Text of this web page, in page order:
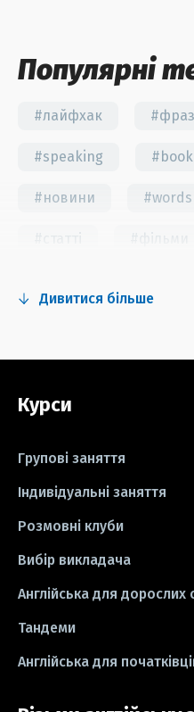
Популярні
#лайфхак
#speaking #book
#новини #words
#grammar
#пісні
#школа #ігри
#СV #резюме
#idioms
Дивитися більше
Курси
Групові заняття
Індивідуальні заняття
Розмовні клуби
Вибір викладача
Англійська для дорослих
Тандеми
Англійська для